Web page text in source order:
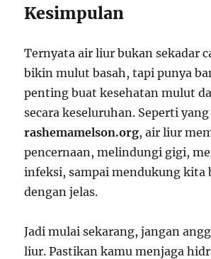
Kesimpulan
Ternyata air liur bukan sekadar
bikin mulut basah, tapi punya
penting buat kesehatan mulut
secara keseluruhan. Seperti
rashemamelson.org, air liur
pencernaan, melindungi gigi,
infeksi, sampai mendukung kita
dengan jelas.
Jadi mulai sekarang, jangan
liur. Pastikan kamu menjaga